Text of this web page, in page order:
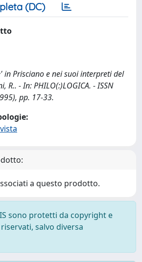
(DC)
in Prisciano e nei suoi interpreti del
R.. - In: PHILO(:)LOGICA. - ISSN
pp. 17-33.
a questo prodotto.
sono protetti da copyright e
salvo diversa